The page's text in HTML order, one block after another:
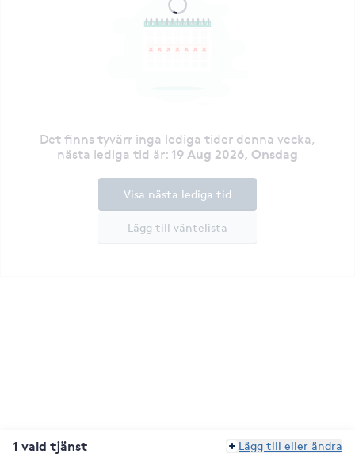
Det finns tyvärr inga lediga tider denna vecka,
nästa lediga tid är: 19 Aug 2026, Onsdag
Lägg till väntelista
Visa nästa lediga tid
1 vald tjänst Lägg till eller ändra